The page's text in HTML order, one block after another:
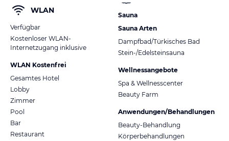
WLAN
Verfügbar
Kostenloser WLAN-
Internetzugang inklusive
WLAN Kostenfrei
Gesamtes Hotel
Lobby
Zimmer
Pool
Bar
Restaurant
Sauna
Sauna Arten
Dampfbad/Türkisches Bad
Stein-/Edelsteinsauna
Wellnessangebote
Spa & Wellnesscenter
Beauty Farm
Anwendungen/Behandlungen
Beauty-Behandlung
Körperbehandlungen